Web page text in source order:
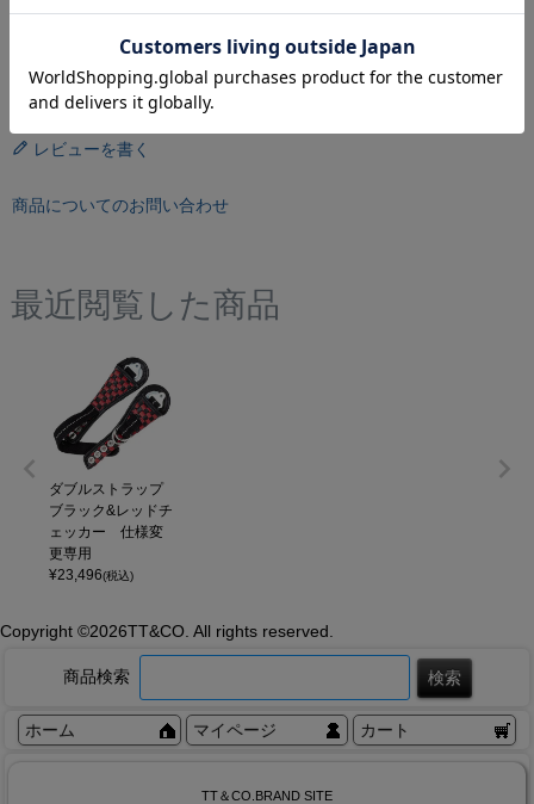
ご不明な点がございましたらお気軽にお問い合わせ下さい。
レビューを書く
商品についてのお問い合わせ
最近閲覧した商品
ダブルストラップ
ブラック&レッドチ
ェッカー 仕様変
更専用
¥23,496(税込)
Copyright ©2026TT&CO. All rights reserved.
商品検索
ホーム マイページ カート
TT＆CO.BRAND SITE